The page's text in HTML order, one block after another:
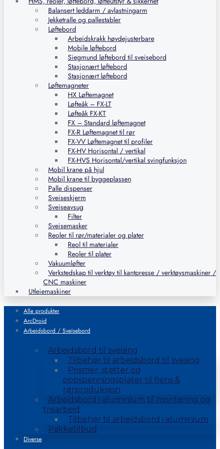
Balansert leddarm / avlastningarm
Jekketralle og pallestabler
Løftebord
Arbeidskrakk høydejusterbare
Mobile løftebord
Siegmund løftebord til sveisebord
Stasjonært løftebord
Stasjonært løftebord
Løftemagneter
HX Løftemagnet
Løfteåk – FX-LT
Løfteåk FX-KT
FX – Standard løftemagnet
FX-R Løftemagnet til rør
FX-VV Løftemagnet til profiler
FX-HV Horisontal / vertikal
FX-HVS Horisontal/vertikal svingfunksjon
Mobil krane på hjul
Mobil krane til byggeplassen
Palle dispenser
Sveiseskjerm
Sveiseavsug
Filter
Sveisemasker
Reoler til rør/materialer og plater
Reol til materialer
Reoler til plater
Vakuumløfter
Verkstedskap til verktøy til kantpresse / verktøysmaskiner /
CNC maskiner
Utleiemaskiner
Alle produkter
ArcDroid
Arbeidsbord / Sveisebord
Arbeidsbord til sveising
Tilbehør til arbeidsbord til svesing
Prismer, støtter og
oppspenningsplater til flens &
rørproduksjon
Arbeidsbord i aluminium til montering og
trearbeid
Tilbehør til arbeidsbord i aluminium
Pakketilbud
Diverse